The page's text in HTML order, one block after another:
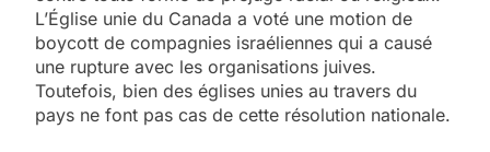
L’Église unie du Canada a voté une motion de
boycott de compagnies israéliennes qui a causé
une rupture avec les organisations juives.
Toutefois, bien des églises unies au travers du
pays ne font pas cas de cette résolution nationale.